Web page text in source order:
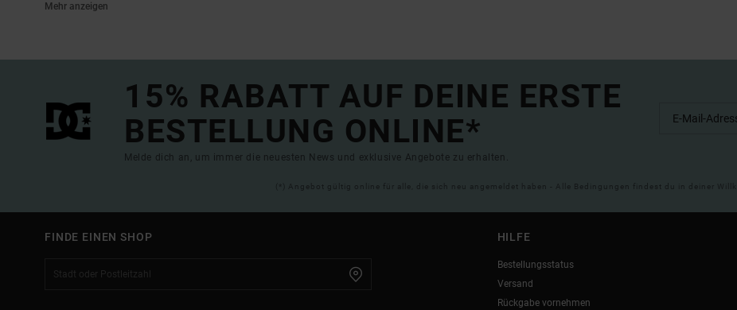
Mehr anzeigen
15% RABATT AUF DEINE ERSTE
BESTELLUNG ONLINE*
Melde dich an, um immer die neuesten News und exklusive Angebote zu erhalten.
(*) Angebot gültig online für alle, die sich neu angemeldet haben - Alle Bedingungen findest du in deiner
FINDE EINEN SHOP HILFE
Bestellungsstatus
Versand
Rückgabe vornehmen